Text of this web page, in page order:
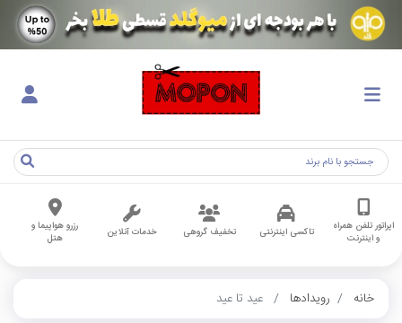
اپراتور تلفن همراه
و اینترنت
تاکسی اینترنتی تخفیف گروهی خدمات آنلاین
رزرو هواپیما و
هتل
خانه رویدادها عید تا عید